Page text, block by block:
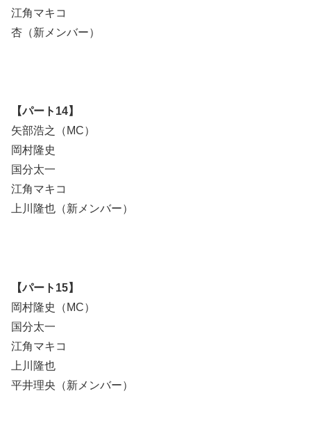
江角マキコ
杏（新メンバー）
【パート14】
矢部浩之（MC）
岡村隆史
国分太一
江角マキコ
上川隆也（新メンバー）
【パート15】
岡村隆史（MC）
国分太一
江角マキコ
上川隆也
平井理央（新メンバー）